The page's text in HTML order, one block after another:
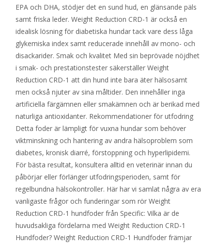
EPA och DHA, stödjer det en sund hud, en glänsande päls
samt friska leder. Weight Reduction CRD-1 är också en
idealisk lösning för diabetiska hundar tack vare dess låga
glykemiska index samt reducerade innehåll av mono- och
disackarider. Smak och kvalitet Med sin beprövade nöjdhet
i smak- och prestationstester säkerställer Weight
Reduction CRD-1 att din hund inte bara äter hälsosamt
men också njuter av sina måltider. Den innehåller inga
artificiella färgämnen eller smakämnen och är berikad med
naturliga antioxidanter. Rekommendationer för utfodring
Detta foder är lämpligt för vuxna hundar som behöver
viktminskning och hantering av andra hälsoproblem som
diabetes, kronisk diarré, förstoppning och hyperlipidemi.
För bästa resultat, konsultera alltid en veterinär innan du
påbörjar eller förlänger utfodringsperioden, samt för
regelbundna hälsokontroller. Här har vi samlat några av era
vanligaste frågor och funderingar som rör Weight
Reduction CRD-1 hundfoder från Specific: Vilka är de
huvudsakliga fördelarna med Weight Reduction CRD-1
Hundfoder? Weight Reduction CRD-1 Hundfoder främjar